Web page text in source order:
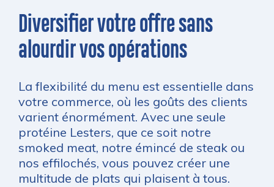
Diversifier votre offre sans
alourdir vos opérations
La flexibilité du menu est essentielle dans
votre commerce, où les goûts des clients
varient énormément. Avec une seule
protéine Lesters, que ce soit notre
smoked meat, notre émincé de steak ou
nos effilochés, vous pouvez créer une
multitude de plats qui plaisent à tous.